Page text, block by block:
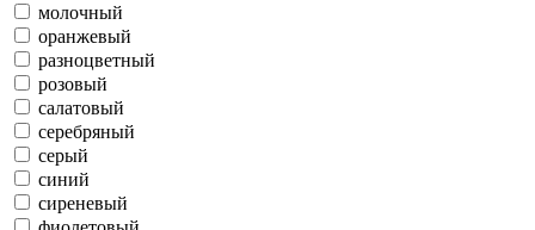
молочный
оранжевый
разноцветный
розовый
салатовый
серебряный
серый
синий
сиреневый